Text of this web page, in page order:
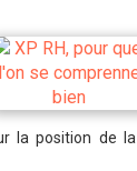
la position de